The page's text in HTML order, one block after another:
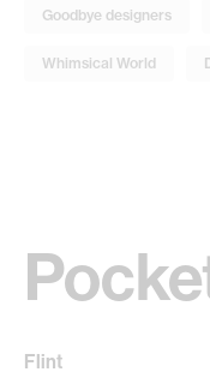
Goodbye designers
Whimsical World
Flint